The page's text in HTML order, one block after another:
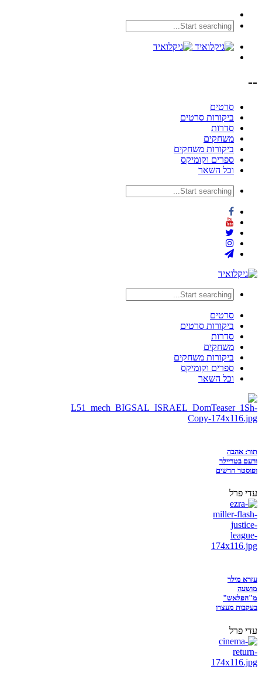
--
סרטים
ביקורות סרטים
סדרות
משחקים
ביקורות משחקים
ספרים וקומיקס
וכל השאר
סרטים
ביקורות סרטים
סדרות
משחקים
ביקורות משחקים
ספרים וקומיקס
וכל השאר
תור: אהבה
ורעם בטריילר
ופוסטר חדשים
עדי פרל
עזרא מילר
מושעה
מ"הפלאש"
בעקבות מעצרו
עדי פרל